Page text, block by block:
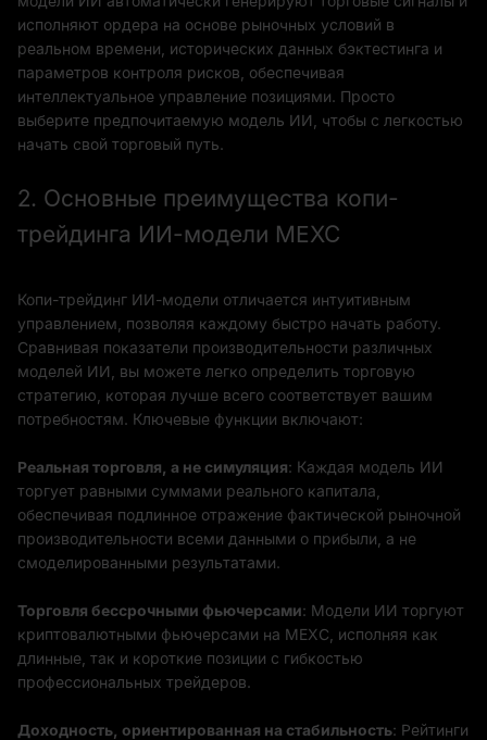
исполняют ордера на основе рыночных условий в
реальном времени, исторических данных бэктестинга и
параметров контроля рисков, обеспечивая
интеллектуальное управление позициями. Просто
выберите предпочитаемую модель ИИ, чтобы с легкостью
начать свой торговый путь.
2. Основные преимущества копи-
трейдинга ИИ-модели MEXC
Копи-трейдинг ИИ-модели отличается интуитивным
управлением, позволяя каждому быстро начать работу.
Сравнивая показатели производительности различных
моделей ИИ, вы можете легко определить торговую
стратегию, которая лучше всего соответствует вашим
потребностям. Ключевые функции включают:
Реальная торговля, а не симуляция: Каждая модель ИИ
торгует равными суммами реального капитала,
обеспечивая подлинное отражение фактической рыночной
производительности всеми данными о прибыли, а не
смоделированными результатами.
Торговля бессрочными фьючерсами: Модели ИИ торгуют
криптовалютными фьючерсами на MEXC, исполняя как
длинные, так и короткие позиции с гибкостью
профессиональных трейдеров.
Доходность, ориентированная на стабильность: Рейтинги